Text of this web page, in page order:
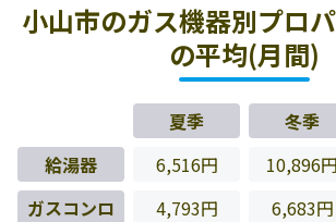
小山市のガス機器別プロ
の平均(月間)
夏季 冬季
給湯器
6,516円 10,896円
ガスコンロ
4,793円 6,683円